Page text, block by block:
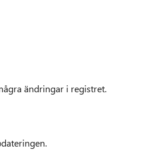
ändringar i registret.